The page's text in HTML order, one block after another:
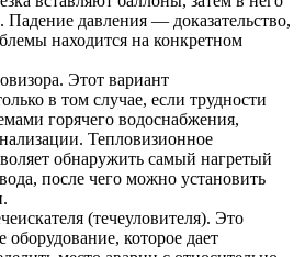
Падение давления — доказательство,
находится на конкретном
Этот вариант
в том случае, если трудности
горячего водоснабжения,
Тепловизионное
обнаружить самый нагретый
после чего можно установить
(течеуловителя). Это
оборудование, которое дает